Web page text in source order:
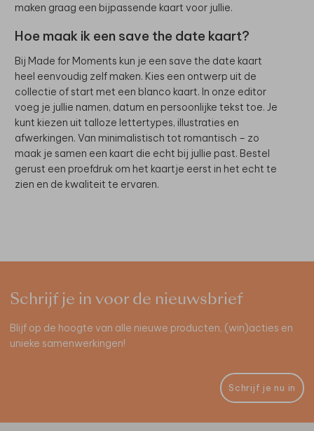
maken graag een bijpassende kaart voor jullie.
Hoe maak ik een save the date kaart?
Bij Made for Moments kun je een save the date kaart
heel eenvoudig zelf maken. Kies een ontwerp uit de
collectie of start met een blanco kaart. In onze editor
voeg je jullie namen, datum en persoonlijke tekst toe. Je
kunt kiezen uit talloze lettertypes, illustraties en
afwerkingen. Van minimalistisch tot romantisch – zo
maak je samen een kaart die echt bij jullie past. Bestel
gerust een proefdruk om het kaartje eerst in het echt te
zien en de kwaliteit te ervaren.
Schrijf je in voor de nieuwsbrief
Blijf op de hoogte van alle nieuwe producten, (win)acties en
unieke samenwerkingen!
Schrijf je nu in